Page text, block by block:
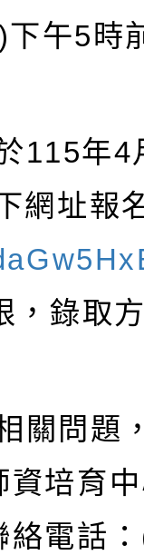
下午5 時
115年4
網址報
，錄取
關問題
資培育
電話：